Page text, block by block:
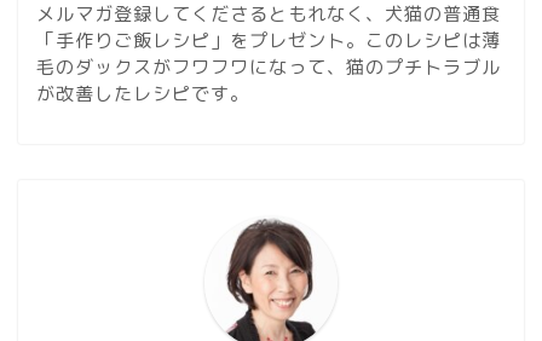
メルマガ登録してくださるともれなく、犬猫の普通食
「手作りご飯レシピ」をプレゼント。このレシピは薄
毛のダックスがフワフワになって、猫のプチトラブル
が改善したレシピです。